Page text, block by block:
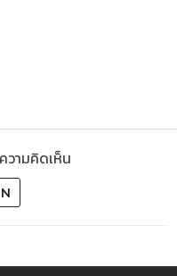
วามคิดเห็น